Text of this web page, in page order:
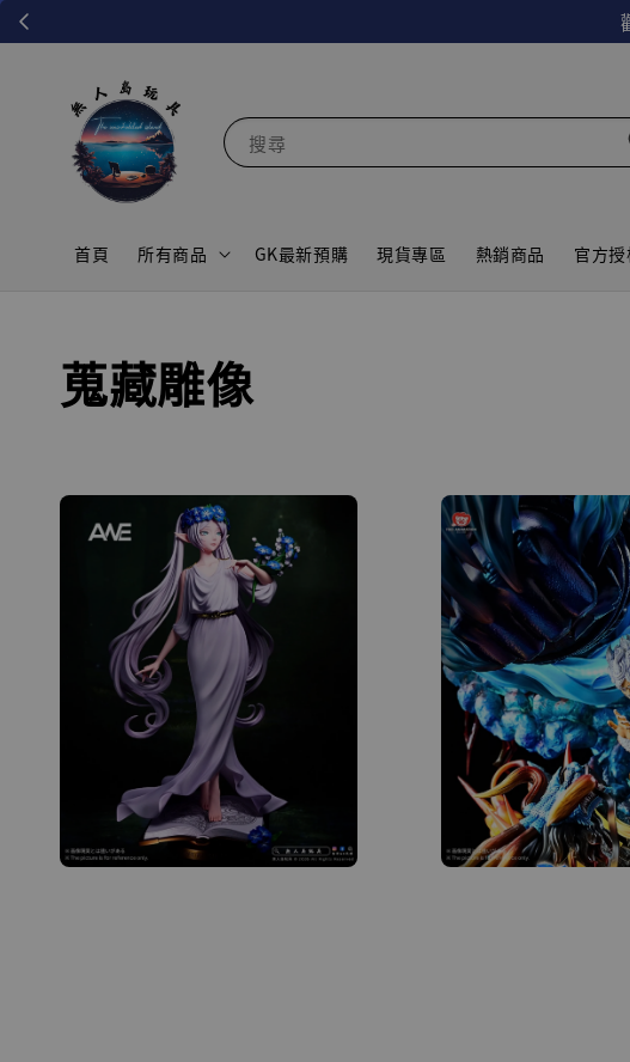
搜尋
首頁 所有商品 GK最新預購 現貨專區 熱銷商品 官方
蒐藏雕像